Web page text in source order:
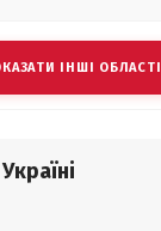
ІНШІ ОБЛАСТІ